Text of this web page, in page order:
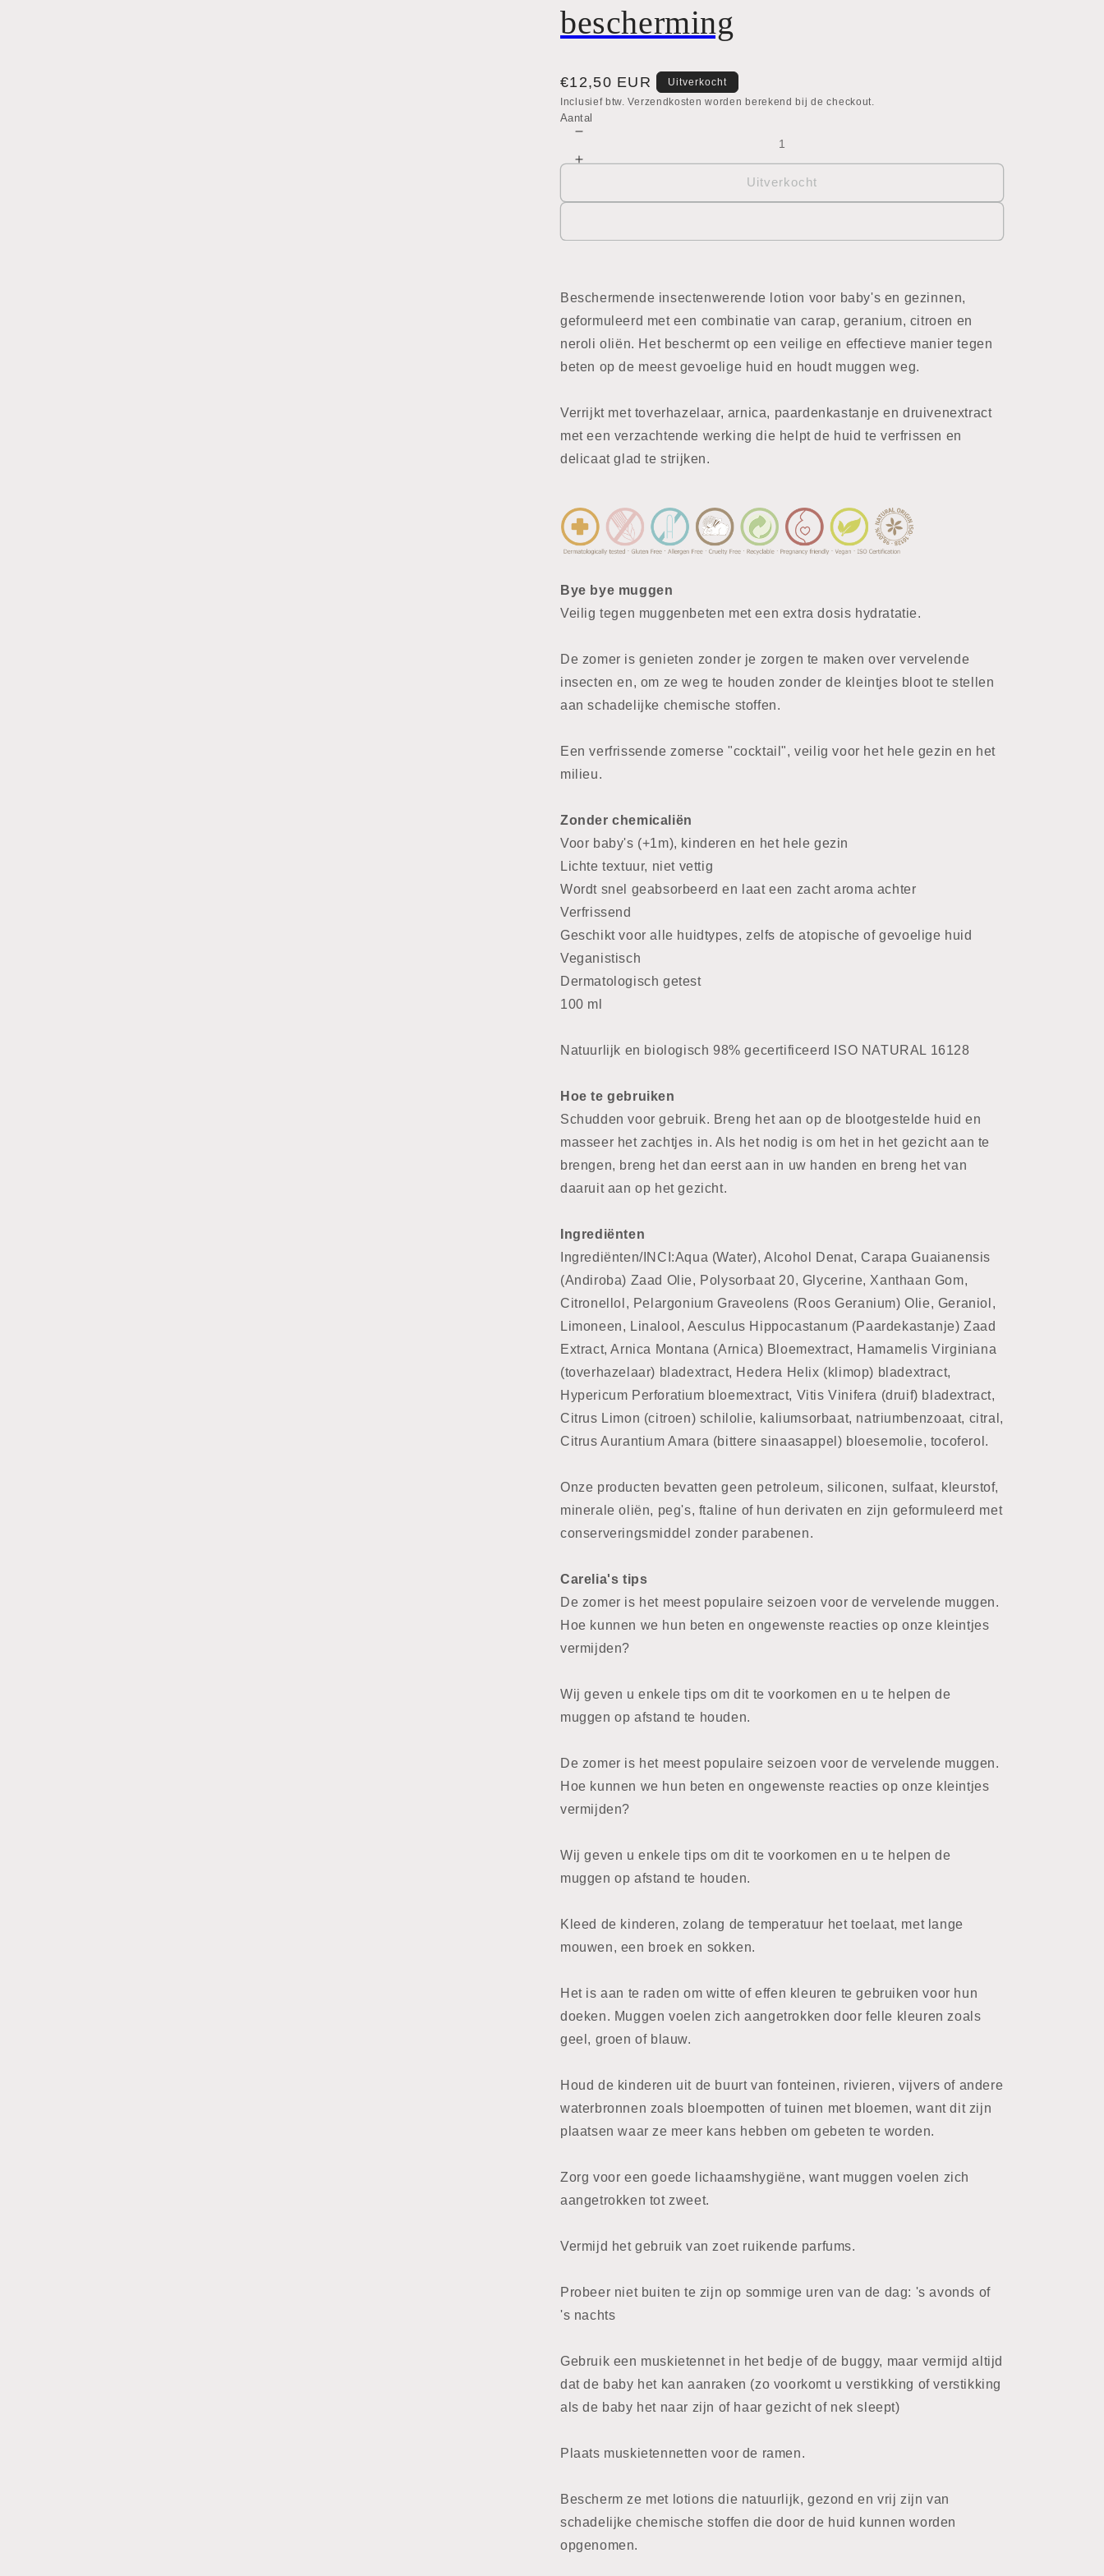
bescherming
Normale
prijs
€12,50 EUR
Uitverkocht
Inclusief btw. Verzendkosten worden berekend bij de checkout.
Aantal
verlagen
insectenwerende
Aantal
voor
Uitverkocht
Beschermende insectenwerende lotion voor baby's en gezinnen,
geformuleerd met een combinatie van carap, geranium, citroen en
neroli oliën. Het beschermt op een veilige en effectieve manier tegen
beten op de meest gevoelige huid en houdt muggen weg.
Verrijkt met toverhazelaar, arnica, paardenkastanje en druivenextract
met een verzachtende werking die helpt de huid te verfrissen en
delicaat glad te strijken.
Bye bye muggen
Veilig tegen muggenbeten met een extra dosis hydratatie.
De zomer is genieten zonder je zorgen te maken over vervelende
insecten en, om ze weg te houden zonder de kleintjes bloot te stellen
aan schadelijke chemische stoffen.
Een verfrissende zomerse "cocktail", veilig voor het hele gezin en het
milieu.
Zonder chemicaliën
Voor baby's (+1m), kinderen en het hele gezin
Lichte textuur, niet vettig
Wordt snel geabsorbeerd en laat een zacht aroma achter
Verfrissend
Geschikt voor alle huidtypes, zelfs de atopische of gevoelige huid
Veganistisch
Dermatologisch getest
100 ml
Natuurlijk en biologisch 98% gecertificeerd ISO NATURAL 16128
Hoe te gebruiken
Schudden voor gebruik. Breng het aan op de blootgestelde huid en
masseer het zachtjes in. Als het nodig is om het in het gezicht aan te
brengen, breng het dan eerst aan in uw handen en breng het van
daaruit aan op het gezicht.
Ingrediënten
Ingrediënten/INCI:Aqua (Water), Alcohol Denat, Carapa Guaianensis
(Andiroba) Zaad Olie, Polysorbaat 20, Glycerine, Xanthaan Gom,
Citronellol, Pelargonium Graveolens (Roos Geranium) Olie, Geraniol,
Limoneen, Linalool, Aesculus Hippocastanum (Paardekastanje) Zaad
Extract, Arnica Montana (Arnica) Bloemextract, Hamamelis Virginiana
(toverhazelaar) bladextract, Hedera Helix (klimop) bladextract,
Hypericum Perforatium bloemextract, Vitis Vinifera (druif) bladextract,
Citrus Limon (citroen) schilolie, kaliumsorbaat, natriumbenzoaat, citral,
Citrus Aurantium Amara (bittere sinaasappel) bloesemolie, tocoferol.
Onze producten bevatten geen petroleum, siliconen, sulfaat, kleurstof,
minerale oliën, peg's, ftaline of hun derivaten en zijn geformuleerd met
conserveringsmiddel zonder parabenen.
Carelia's tips
De zomer is het meest populaire seizoen voor de vervelende muggen.
Hoe kunnen we hun beten en ongewenste reacties op onze kleintjes
vermijden?
Wij geven u enkele tips om dit te voorkomen en u te helpen de
muggen op afstand te houden.
De zomer is het meest populaire seizoen voor de vervelende muggen.
Hoe kunnen we hun beten en ongewenste reacties op onze kleintjes
vermijden?
Wij geven u enkele tips om dit te voorkomen en u te helpen de
muggen op afstand te houden.
Kleed de kinderen, zolang de temperatuur het toelaat, met lange
mouwen, een broek en sokken.
Het is aan te raden om witte of effen kleuren te gebruiken voor hun
doeken. Muggen voelen zich aangetrokken door felle kleuren zoals
geel, groen of blauw.
Houd de kinderen uit de buurt van fonteinen, rivieren, vijvers of andere
waterbronnen zoals bloempotten of tuinen met bloemen, want dit zijn
plaatsen waar ze meer kans hebben om gebeten te worden.
Zorg voor een goede lichaamshygiëne, want muggen voelen zich
aangetrokken tot zweet.
Vermijd het gebruik van zoet ruikende parfums.
Probeer niet buiten te zijn op sommige uren van de dag: 's avonds of
's nachts
Gebruik een muskietennet in het bedje of de buggy, maar vermijd altijd
dat de baby het kan aanraken (zo voorkomt u verstikking of verstikking
als de baby het naar zijn of haar gezicht of nek sleept)
Plaats muskietennetten voor de ramen.
Bescherm ze met lotions die natuurlijk, gezond en vrij zijn van
schadelijke chemische stoffen die door de huid kunnen worden
opgenomen.